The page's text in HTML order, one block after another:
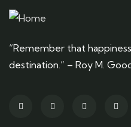
“Remember that
destination.” – Roy M.